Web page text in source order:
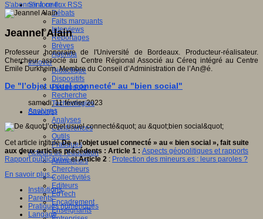
S'informer
Débats
Faits marquants
Interviews
Reportages
Brèves
Agenda
Innover
Didactique
Dispositifs
Pédagogie
Recherche
Technologies
Savoir(s)
Analyses
Conférences
Outils
Pratiques
Acteurs de l'éducation
Animateurs
Chercheurs
Collectivités
Editeurs
EdTech
Encadrement
Enseignants
S'abonner à ce flux RSS
Jeannel Alain
Professeur honoraire de l'Université de Bordeaux. Producteur-réalisateur.
Chercheur associé au Centre Régional Associé au Céreq intégré au Centre
Emile Durkheim. Membre du Conseil d’Administration de l’An@é.
De "l’objet usuel connecté" au "bien social"
samedi, 11 février 2023
Analyses
Cet article intituléDe « l’objet usuel connecté » au « bien social », fait suite
aux deux articles précédents : Article 1 : Aspects géopolitiques et rapports
Rapport public/privéetArticle 2 : Protection des mineurs.es : leurs paroles ?
En savoir plus...
Institutions
Parents
Pratiques numériques
Langage